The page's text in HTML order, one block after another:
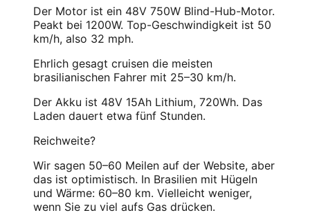
Der Motor ist ein 48V 750W Blind-Hub-Motor.
Peakt bei 1200W. Top-Geschwindigkeit ist 50
km/h, also 32 mph.
Ehrlich gesagt cruisen die meisten
brasilianischen Fahrer mit 25–30 km/h.
Der Akku ist 48V 15Ah Lithium, 720Wh. Das
Laden dauert etwa fünf Stunden.
Reichweite?
Wir sagen 50–60 Meilen auf der Website, aber
das ist optimistisch. In Brasilien mit Hügeln
und Wärme: 60–80 km. Vielleicht weniger,
wenn Sie zu viel aufs Gas drücken.